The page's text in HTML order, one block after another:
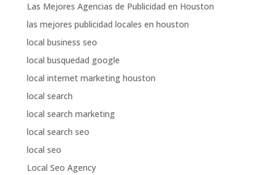
Las Mejores Agencias de Publicidad en Houston
las mejores publicidad locales en houston
local business seo
local busquedad google
local internet marketing houston
local search
local search marketing
local search seo
local seo
Local Seo Agency